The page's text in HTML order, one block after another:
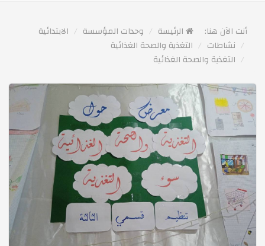
أنت الآن هنا: الرئيسة وحدات المؤسسة
الابتدائية
نشاطات
التغذية والصحة الغذائية
التغذية والصحة الغذائية